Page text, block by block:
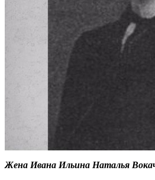
Жена Ивана Ильина Наталья